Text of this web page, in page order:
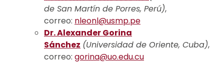
de San Martín de Porres, Perú),
correo: nleonl@usmp.pe
Dr. Alexander Gorina
Sánchez (Universidad de Oriente, Cuba),
correo: gorina@uo.edu.cu